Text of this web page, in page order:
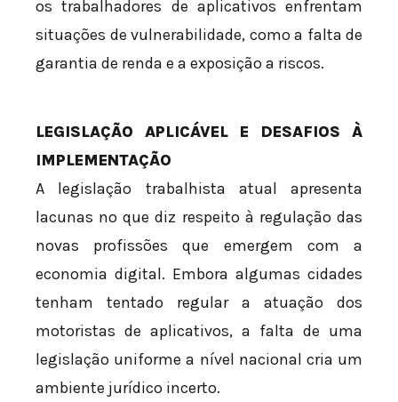
os trabalhadores de aplicativos enfrentam
situações de vulnerabilidade, como a falta de
garantia de renda e a exposição a riscos.
LEGISLAÇÃO APLICÁVEL E DESAFIOS À
IMPLEMENTAÇÃO
A legislação trabalhista atual apresenta
lacunas no que diz respeito à regulação das
novas profissões que emergem com a
economia digital. Embora algumas cidades
tenham tentado regular a atuação dos
motoristas de aplicativos, a falta de uma
legislação uniforme a nível nacional cria um
ambiente jurídico incerto.